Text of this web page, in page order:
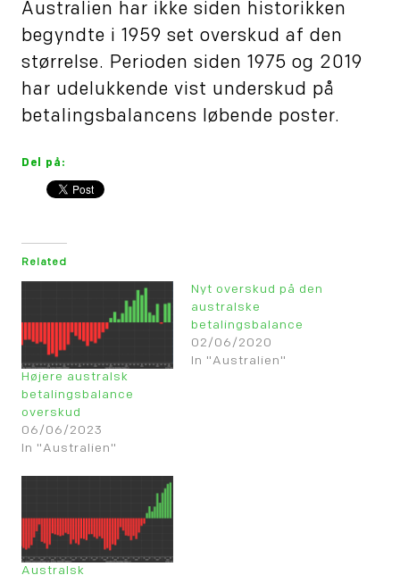
Australien har ikke siden historikken
begyndte i 1959 set overskud af den
størrelse. Perioden siden 1975 og 2019
har udelukkende vist underskud på
betalingsbalancens løbende poster.
Del på:
Related
Højere australsk
betalingsbalance
overskud
06/06/2023
In "Australien"
Nyt overskud på den
australske
betalingsbalance
02/06/2020
In "Australien"
Australsk